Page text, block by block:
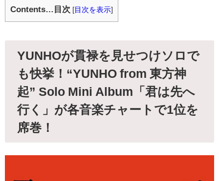
Contents…目次 [ 目次を表示]
YUNHOが貫禄を見せつけソロで
も快挙！“YUNHO from 東方神
起” Solo Mini Album「君は先へ
行く」が各音楽チャートで1位を
席巻！